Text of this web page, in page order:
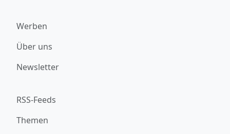
Werben
Über uns
Newsletter
RSS-Feeds
Themen